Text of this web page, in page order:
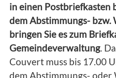
in einen Postbriefkasten
dem Abstimmungs- bzw.
bringen Sie es zum
Gemeindeverwaltung.
Couvert muss bis 17.00
dem Abstimmungs- oder